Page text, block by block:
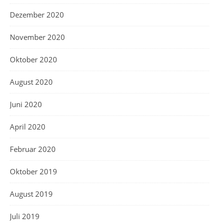
Dezember 2020
November 2020
Oktober 2020
August 2020
Juni 2020
April 2020
Februar 2020
Oktober 2019
August 2019
Juli 2019